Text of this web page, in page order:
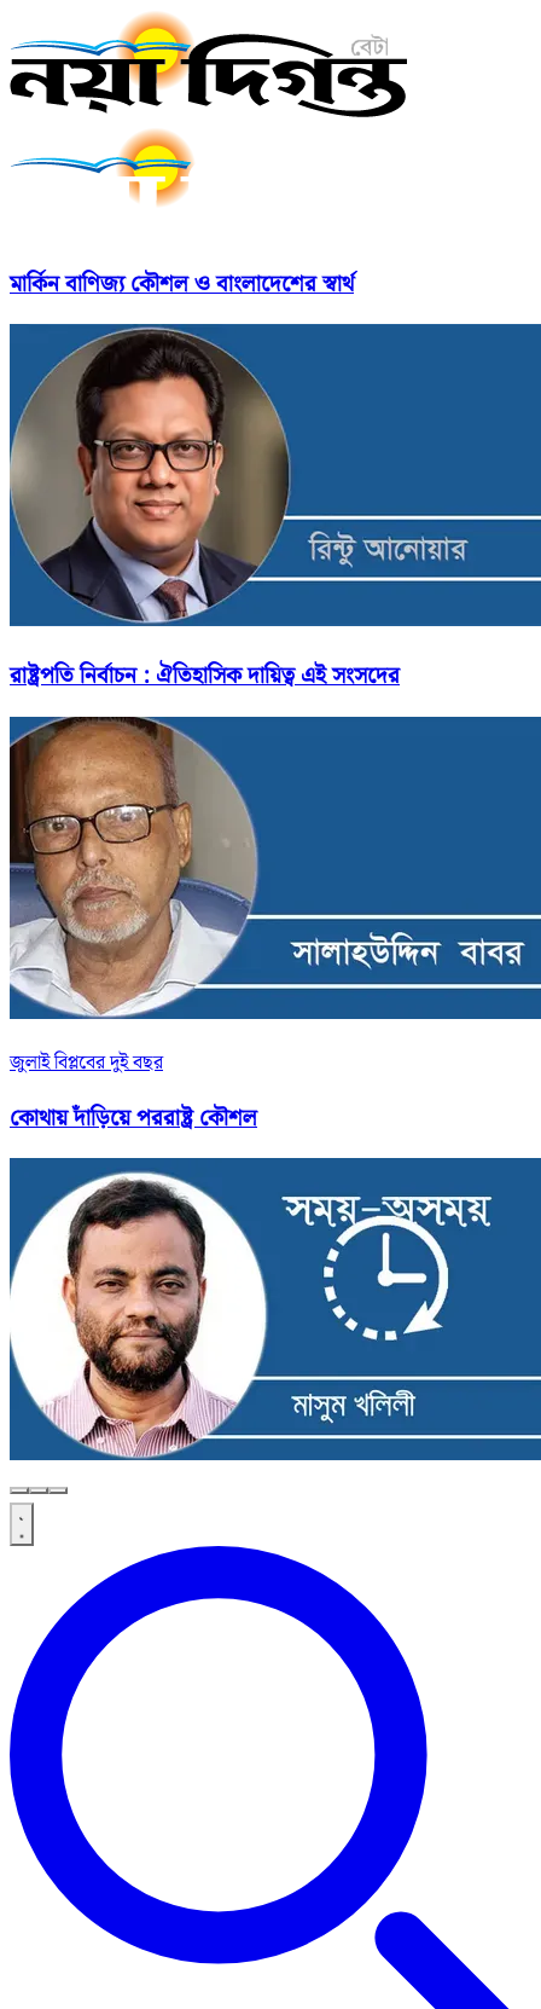
মার্কিন বাণিজ্য কৌশল ও বাংলাদেশের স্বার্থ
রাষ্ট্রপতি নির্বাচন : ঐতিহাসিক দায়িত্ব এই সংসদের
জুলাই বিপ্লবের দুই বছর
কোথায় দাঁড়িয়ে পররাষ্ট্র কৌশল